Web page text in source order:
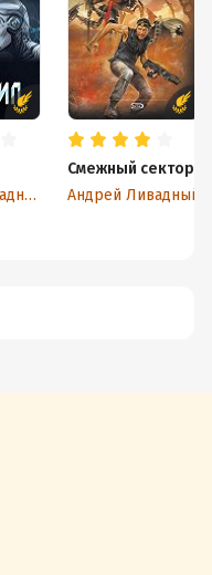
Андрей Ливадный
Смежный сектор
Андрей Ливадный